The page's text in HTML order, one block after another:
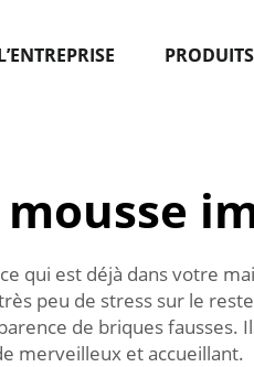
PRODUITS
qui est déjà dans votre
peu de stress sur le
de briques
merveilleux et accueillant.